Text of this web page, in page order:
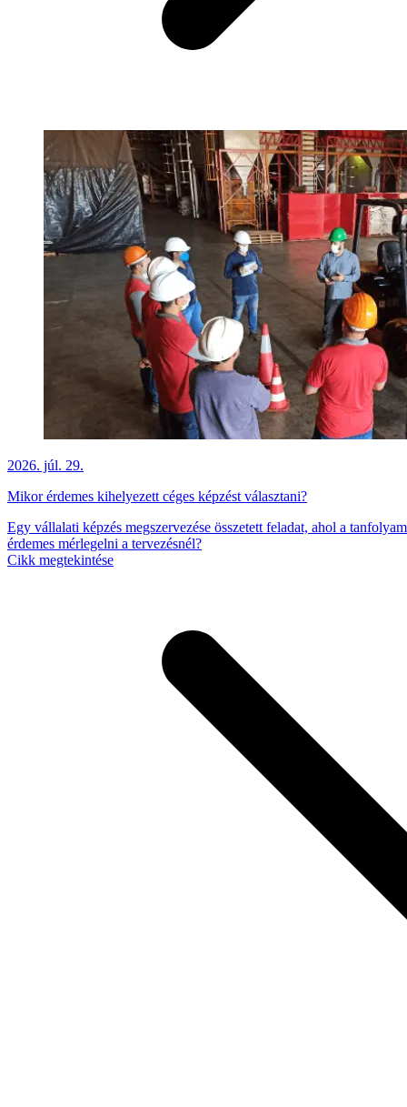
2026. júl. 29.
Mikor érdemes kihelyezett céges képzést választani?
Egy vállalati képzés megszervezése összetett feladat, ahol a
érdemes mérlegelni a tervezésnél?
Cikk megtekintése